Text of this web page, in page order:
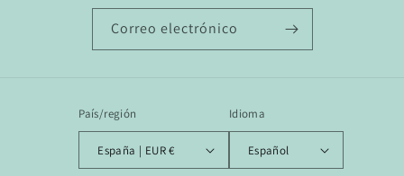
Correo electrónico
País/región
España | EUR €
Idioma
Español